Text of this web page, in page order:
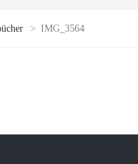
> IMG_3564